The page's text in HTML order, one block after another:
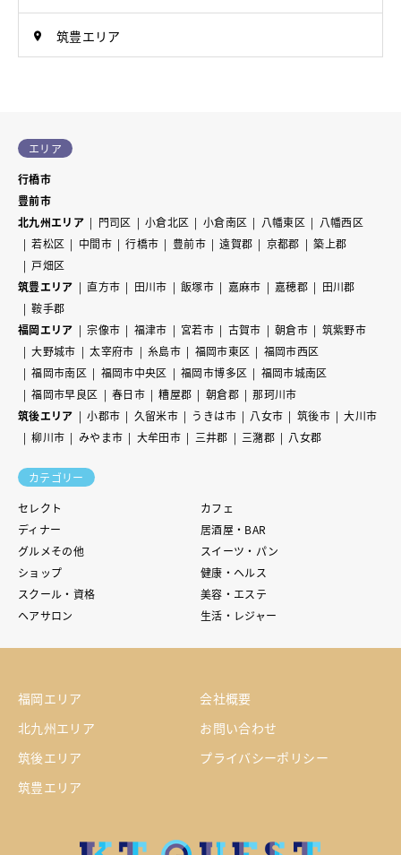
筑豊エリア
エリア
行橋市
豊前市
北九州エリア
門司区 小倉北区 小倉南区 八幡東区
八幡西区
若松区
中間市 行橋市 豊前市 遠賀郡 京都郡
築上郡
戸畑区
筑豊エリア
直方市 田川市 飯塚市 嘉麻市 嘉穂郡
田川郡
鞍手郡
福岡エリア
宗像市 福津市 宮若市 古賀市 朝倉市
筑紫野市
大野城市
太宰府市 糸島市 福岡市東区
福岡市西区
福岡市南区
福岡市中央区 福岡市博多区
福岡市城南区
福岡市早良区
春日市 糟屋郡 朝倉郡
那珂川市
筑後エリア
小郡市 久留米市 うきは市 八女市 筑後市
大川市
柳川市
みやま市 大牟田市 三井郡 三潴郡 八女郡
カテゴリー
セレクト
カフェ
ディナー
居酒屋・BAR
グルメその他
スイーツ・パン
ショップ
健康・ヘルス
スクール・資格
美容・エステ
ヘアサロン
生活・レジャー
福岡エリア
北九州エリア
筑後エリア
筑豊エリア
会社概要
お問い合わせ
プライバシーポリシー